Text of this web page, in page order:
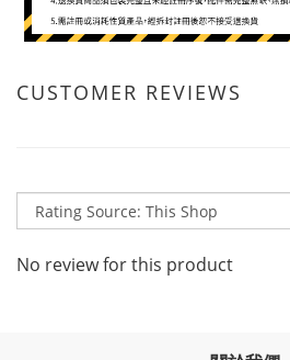
CUSTOMER REVIEWS
No review for this product